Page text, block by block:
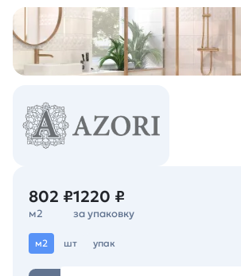
802 ₽
м2
1220 ₽
за упаковку
м2 шт упак